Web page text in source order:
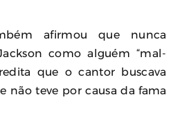
afirmou que nunca
como alguém “mal-
que o cantor buscava
não teve por causa da fama